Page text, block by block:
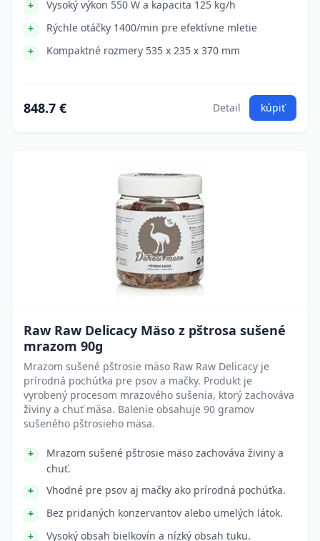
Vysoký výkon 550 W a kapacita 125 kg/h
Rýchle otáčky 1400/min pre efektívne mletie
Kompaktné rozmery 535 x 235 x 370 mm
848.7 € Detail kúpiť
Raw Raw Delicacy Mäso z pštrosa sušené
mrazom 90g
Mrazom sušené pštrosie mäso Raw Raw Delicacy je
prírodná pochúťka pre psov a mačky. Produkt je
vyrobený procesom mrazového sušenia, ktorý zachováva
živiny a chuť mäsa. Balenie obsahuje 90 gramov
sušeného pštrosieho mäsa.
Mrazom sušené pštrosie mäso zachováva živiny a
chuť.
Vhodné pre psov aj mačky ako prírodná pochúťka.
Bez pridaných konzervantov alebo umelých látok.
Vysoký obsah bielkovín a nízký obsah tuku.